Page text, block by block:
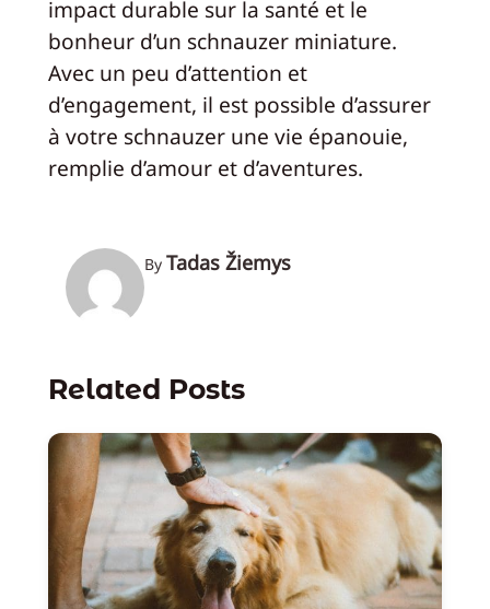
impact durable sur la santé et le
bonheur d’un schnauzer miniature.
Avec un peu d’attention et
d’engagement, il est possible d’assurer
à votre schnauzer une vie épanouie,
remplie d’amour et d’aventures.
By Tadas Žiemys
Related Posts